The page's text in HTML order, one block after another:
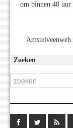
om binnen 48 uur
Zoeken